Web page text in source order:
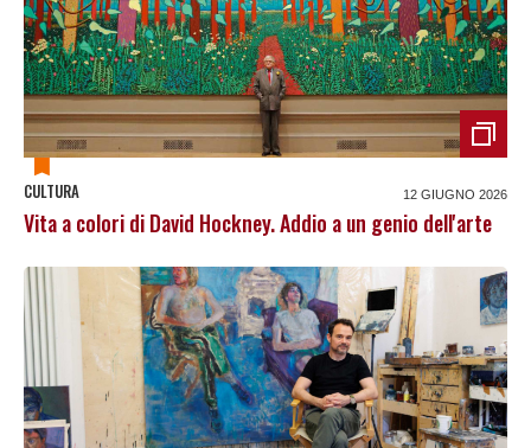
CULTURA 12 GIUGNO 2026
Vita a colori di David Hockney. Addio a un genio dell'arte